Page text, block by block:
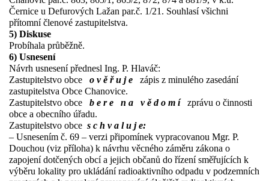
Černice u Defurových Lažan par.č. 1/21. Souhlasí všichni
přítomní členové zastupitelstva.
5) Diskuse
Probíhala průběžně.
6) Usnesení
Návrh usnesení přednesl Ing. P. Hlaváč:
Zastupitelstvo obce o v ě ř u j e
zápis z minulého zasedání
zastupitelstva Obce Chanovice.
Zastupitelstvo obce b e r e n a v ě d o m í zprávu o činnosti
obce a obecního úřadu.
Zastupitelstvo obce s c h v a l u j e:
– Usnesením č. 69 – verzi připomínek vypracovanou Mgr. P.
Douchou (viz příloha) k návrhu věcného záměru zákona o
zapojení dotčených obcí a jejich občanů do řízení směřujících k
výběru lokality pro ukládání radioaktivního odpadu v podzemních